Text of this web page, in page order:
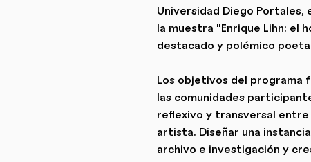
Universidad Diego Portales,
la muestra "Enrique Lihn: el
destacado y polémico poeta
Los objetivos del programa
las comunidades
reflexivo y transversal entre
artista. Diseñar una
archivo e investigación y